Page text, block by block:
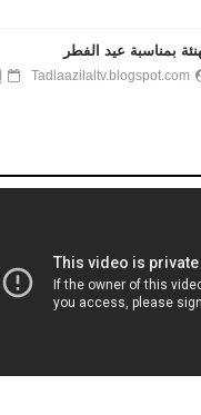
بمناسبة عيد الفطر
Tadlaazilaltv.blogspot.com